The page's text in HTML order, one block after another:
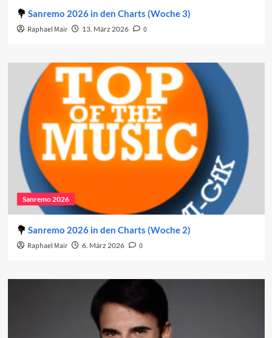
Sanremo 2026 in den Charts (Woche 3)
Raphael Mair 13. März 2026 0
Sanremo 2026
Sanremo 2026 in den Charts (Woche 2)
Raphael Mair 6. März 2026 0